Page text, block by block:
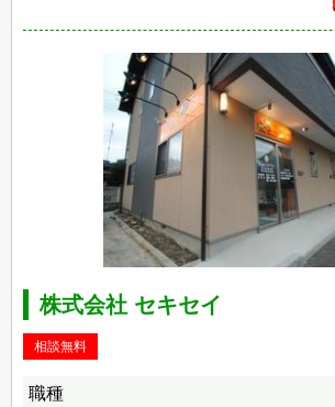
株式会社 セキセイ
相談無料
職種